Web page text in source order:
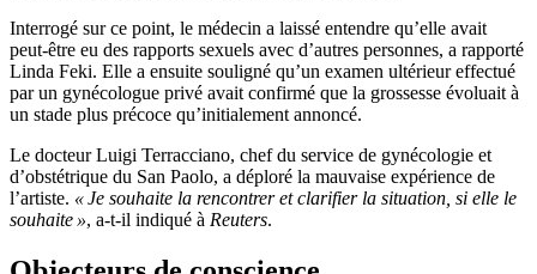
Interrogé sur ce point, le médecin a laissé entendre qu’elle avait
peut-être eu des rapports sexuels avec d’autres personnes, a rapporté
Linda Feki. Elle a ensuite souligné qu’un examen ultérieur effectué
par un gynécologue privé avait confirmé que la grossesse évoluait à
un stade plus précoce qu’initialement annoncé.
Le docteur Luigi Terracciano, chef du service de gynécologie et
d’obstétrique du San Paolo, a déploré la mauvaise expérience de
l’artiste. « Je souhaite la rencontrer et clarifier la situation, si elle le
souhaite », a-t-il indiqué à Reuters.